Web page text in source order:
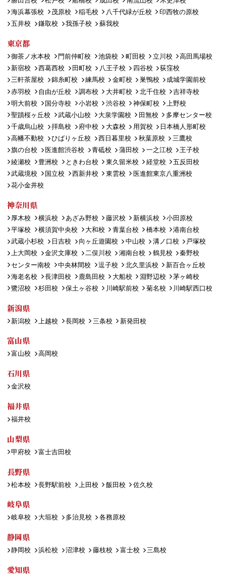
海浜幕張校
茂原校 稲毛校 八千代緑が丘校
印西牧の原校
五井校
鎌取校 我孫子校 蘇我校
東京都
御茶ノ水本校 門前仲町校 池袋校 町田校 立川校
高田馬場校
新宿校
西葛西校 田町校 八王子校 四谷校
荻窪校
三軒茶屋校
錦糸町校 練馬校 金町校 巣鴨校
成城学園前校
赤羽校
自由が丘校 調布校 大井町校 北千住校
吉祥寺校
明大前校
国分寺校 小岩校 渋谷校 神保町校
上野校
聖蹟桜ヶ丘校
武蔵小山校 大泉学園校 田無校
多摩センター校
千歳烏山校
拝島校 府中校 大森校 用賀校
日本橋人形町校
高幡不動校
ひばりヶ丘校 西日暮里校 秋葉原校
三鷹校
旗の台校
医進館渋谷校 青砥校 蒲田校 一之江校
王子校
綾瀬校
豊洲校 ときわ台校 東久留米校 経堂校
五反田校
武蔵境校
国立校 西新井校 東雲校
医進館東京八重洲校
花小金井校
神奈川県
厚木校 横浜校 あざみ野校 藤沢校 新横浜校
小田原校
平塚校
横須賀中央校 大和校 青葉台校 橋本校
港南台校
武蔵小杉校
日吉校 向ヶ丘遊園校 中山校 溝ノ口校
戸塚校
上大岡校
金沢文庫校 二俣川校 湘南台校 鶴見校
秦野校
センター南校
中央林間校 逗子校 北久里浜校
新百合ヶ丘校
海老名校
長津田校 鹿島田校 大船校 淵野辺校
茅ヶ崎校
鷺沼校
杉田校 保土ヶ谷校 川崎駅前校 菊名校 川崎駅西口校
新潟県
新潟校 上越校 長岡校 三条校 新発田校
富山県
富山校 高岡校
石川県
金沢校
福井県
福井校
山梨県
甲府校 富士吉田校
長野県
松本校 長野駅前校 上田校 飯田校 佐久校
岐阜県
岐阜校 大垣校 多治見校 各務原校
静岡県
静岡校 浜松校 沼津校 藤枝校 富士校 三島校
愛知県